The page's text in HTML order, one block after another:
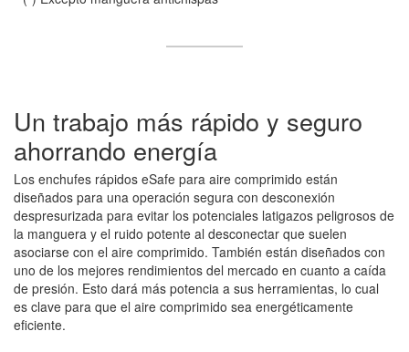
Un trabajo más rápido y seguro
ahorrando energía
Los enchufes rápidos eSafe para aire comprimido están
diseñados para una operación segura con desconexión
despresurizada para evitar los potenciales latigazos peligrosos de
la manguera y el ruido potente al desconectar que suelen
asociarse con el aire comprimido. También están diseñados con
uno de los mejores rendimientos del mercado en cuanto a caída
de presión. Esto dará más potencia a sus herramientas, lo cual
es clave para que el aire comprimido sea energéticamente
eficiente.